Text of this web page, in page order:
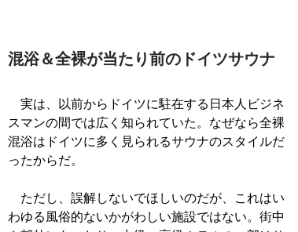
混浴＆全裸が当たり前のドイツサウナ
実は、以前からドイツに駐在する日本人ビジネ
スマンの間では広く知られていた。なぜなら全裸
混浴はドイツに多く見られるサウナのスタイルだ
ったからだ。
ただし、誤解しないでほしいのだが、これはい
わゆる風俗的ないかがわしい施設ではない。街中